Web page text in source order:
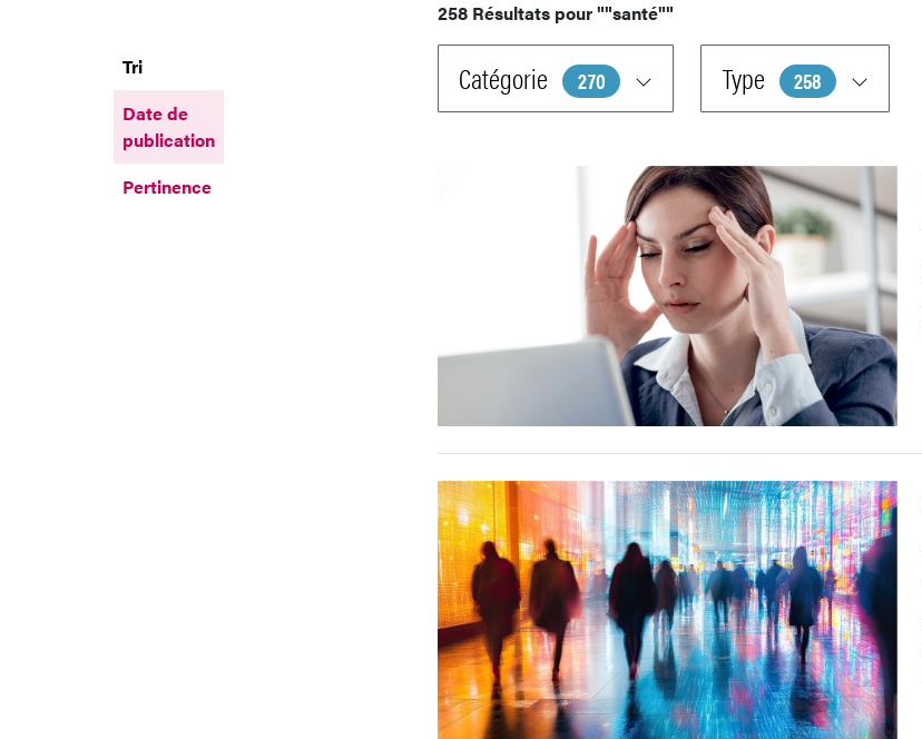
258 Résultats pour""santé""
Tri
Date de
publication
Pertinence
Catégorie 270 Type 258